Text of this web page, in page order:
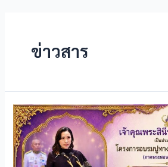
ข่าวสาร